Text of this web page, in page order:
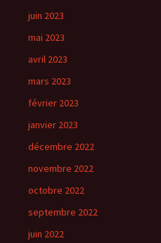
juin 2023
mai 2023
avril 2023
mars 2023
février 2023
janvier 2023
décembre 2022
novembre 2022
octobre 2022
septembre 2022
juin 2022